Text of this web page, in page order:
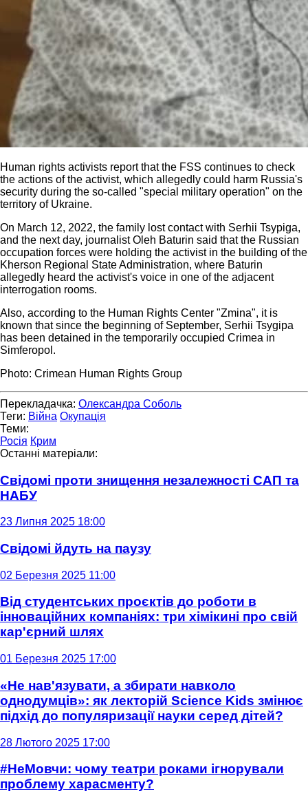
Human rights activists report that the FSS continues to check
the actions of the activist, which allegedly could harm Russia's
security during the so-called "special military operation" on the
territory of Ukraine.
On March 12, 2022, the family lost contact with Serhii Tsypiga,
and the next day, journalist Oleh Baturin said that the Russian
occupation forces were holding the activist in the building of the
Kherson Regional State Administration, where Baturin
allegedly heard the activist's voice in one of the adjacent
interrogation rooms.
Also, according to the Human Rights Center "Zmina", it is
known that since the beginning of September, Serhii Tsygipa
has been detained in the temporarily occupied Crimea in
Simferopol.
Photo: Crimean Human Rights Group
Перекладачка: Олександра Соболь
Теги: Війна Окупація
Теми:
Росія Крим
Останні матеріали:
Свідомі проти знищення незалежності САП та
НАБУ
23 Липня 2025 18:00
Свідомі йдуть на паузу
02 Березня 2025 11:00
Від студентських проєктів до роботи в
інноваційних компаніях: три хімікині про свій
кар'єрний шлях
01 Березня 2025 17:00
«Не нав'язувати, а збирати навколо
однодумців»: як лекторій Science Kids змінює
підхід до популяризації науки серед дітей?
28 Лютого 2025 17:00
#НеМовчи: чому театри роками ігнорували
проблему харасменту?